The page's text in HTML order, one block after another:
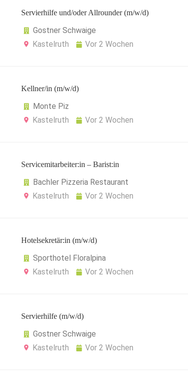
Servierhilfe und/oder Allrounder (m/w/d)
Gostner Schwaige
Kastelruth
Vor 2 Wochen
Kellner/in (m/w/d)
Monte Piz
Kastelruth
Vor 2 Wochen
Servicemitarbeiter:in – Barist:in
Bachler Pizzeria Restaurant
Kastelruth
Vor 2 Wochen
Hotelsekretär:in (m/w/d)
Sporthotel Floralpina
Kastelruth
Vor 2 Wochen
Servierhilfe (m/w/d)
Gostner Schwaige
Kastelruth
Vor 2 Wochen